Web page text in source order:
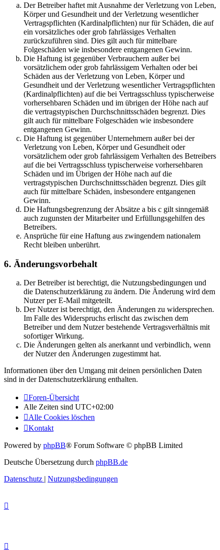
Der Betreiber haftet mit Ausnahme der Verletzung von Leben,
Körper und Gesundheit und der Verletzung wesentlicher
Vertragspflichten (Kardinalpflichten) nur für Schäden, die auf
ein vorsätzliches oder grob fahrlässiges Verhalten
zurückzuführen sind. Dies gilt auch für mittelbare
Folgeschäden wie insbesondere entgangenen Gewinn.
Die Haftung ist gegenüber Verbrauchern außer bei
vorsätzlichem oder grob fahrlässigem Verhalten oder bei
Schäden aus der Verletzung von Leben, Körper und
Gesundheit und der Verletzung wesentlicher Vertragspflichten
(Kardinalpflichten) auf die bei Vertragsschluss typischerweise
vorhersehbaren Schäden und im übrigen der Höhe nach auf
die vertragstypischen Durchschnittsschäden begrenzt. Dies
gilt auch für mittelbare Folgeschäden wie insbesondere
entgangenen Gewinn.
Die Haftung ist gegenüber Unternehmern außer bei der
Verletzung von Leben, Körper und Gesundheit oder
vorsätzlichem oder grob fahrlässigem Verhalten des Betreibers
auf die bei Vertragsschluss typischerweise vorhersehbaren
Schäden und im Übrigen der Höhe nach auf die
vertragstypischen Durchschnittsschäden begrenzt. Dies gilt
auch für mittelbare Schäden, insbesondere entgangenen
Gewinn.
Die Haftungsbegrenzung der Absätze a bis c gilt sinngemäß
auch zugunsten der Mitarbeiter und Erfüllungsgehilfen des
Betreibers.
Ansprüche für eine Haftung aus zwingendem nationalem
Recht bleiben unberührt.
6. Änderungsvorbehalt
Der Betreiber ist berechtigt, die Nutzungsbedingungen und
die Datenschutzerklärung zu ändern. Die Änderung wird dem
Nutzer per E-Mail mitgeteilt.
Der Nutzer ist berechtigt, den Änderungen zu widersprechen.
Im Falle des Widerspruchs erlischt das zwischen dem
Betreiber und dem Nutzer bestehende Vertragsverhältnis mit
sofortiger Wirkung.
Die Änderungen gelten als anerkannt und verbindlich, wenn
der Nutzer den Änderungen zugestimmt hat.
Informationen über den Umgang mit deinen persönlichen Daten
sind in der Datenschutzerklärung enthalten.
Foren-Übersicht
Alle Zeiten sind UTC+02:00
Alle Cookies löschen
Kontakt
Powered by phpBB® Forum Software © phpBB Limited
Deutsche Übersetzung durch phpBB.de
Datenschutz | Nutzungsbedingungen